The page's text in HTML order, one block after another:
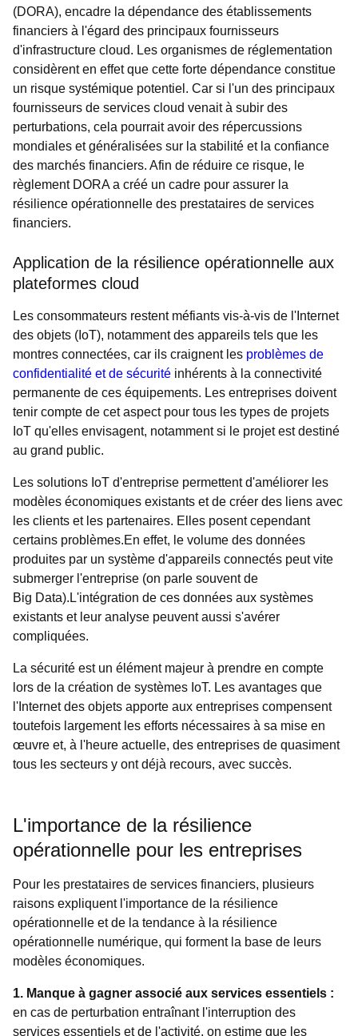
(DORA), encadre la dépendance des établissements
financiers à l'égard des principaux fournisseurs
d'infrastructure cloud. Les organismes de réglementation
considèrent en effet que cette forte dépendance constitue
un risque systémique potentiel. Car si l'un des principaux
fournisseurs de services cloud venait à subir des
perturbations, cela pourrait avoir des répercussions
mondiales et généralisées sur la stabilité et la confiance
des marchés financiers. Afin de réduire ce risque, le
règlement DORA a créé un cadre pour assurer la
résilience opérationnelle des prestataires de services
financiers.
Application de la résilience opérationnelle aux
plateformes cloud
Les consommateurs restent méfiants vis-à-vis de l'Internet
des objets (IoT), notamment des appareils tels que les
montres connectées, car ils craignent les problèmes de
confidentialité et de sécurité inhérents à la connectivité
permanente de ces équipements. Les entreprises doivent
tenir compte de cet aspect pour tous les types de projets
IoT qu'elles envisagent, notamment si le projet est destiné
au grand public.
Les solutions IoT d'entreprise permettent d'améliorer les
modèles économiques existants et de créer des liens avec
les clients et les partenaires. Elles posent cependant
certains problèmes.En effet, le volume des données
produites par un système d'appareils connectés peut vite
submerger l'entreprise (on parle souvent de
Big Data).L'intégration de ces données aux systèmes
existants et leur analyse peuvent aussi s'avérer
compliquées.
La sécurité est un élément majeur à prendre en compte
lors de la création de systèmes IoT. Les avantages que
l'Internet des objets apporte aux entreprises compensent
toutefois largement les efforts nécessaires à sa mise en
œuvre et, à l'heure actuelle, des entreprises de quasiment
tous les secteurs y ont déjà recours, avec succès.
L'importance de la résilience
opérationnelle pour les entreprises
Pour les prestataires de services financiers, plusieurs
raisons expliquent l'importance de la résilience
opérationnelle et de la tendance à la résilience
opérationnelle numérique, qui forment la base de leurs
modèles économiques.
1. Manque à gagner associé aux services essentiels :
en cas de perturbation entraînant l'interruption des
services essentiels et de l'activité, on estime que les